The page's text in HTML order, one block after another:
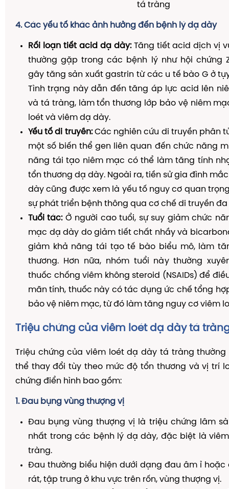
tá tràng
4. Các yếu tố khác ảnh hưởng đến bệnh lý dạ dày
Rối loạn tiết acid dạ dày:Tăng tiết acid dịch vị
thường gặp trong các bệnh lý như hội chứng
gây tăng sản xuất gastrin từ các u tế bào G ở
Tình trạng này dẫn đến tăng áp lực acid lên
và tá tràng, làm tổn thương lớp bảo vệ niêm
loét và viêm dạ dày.
Yếu tố di truyền:Các nghiên cứu di truyền phân
một số biến thể gen liên quan đến chức năng
năng tái tạo niêm mạc có thể làm tăng tính
tổn thương dạ dày. Ngoài ra, tiền sử gia đình
dày cũng được xem là yếu tố nguy cơ quan
sự phát triển bệnh thông qua cơ chế di truyền đa
Tuổi tác:Ở người cao tuổi, sự suy giảm chức
mạc dạ dày do giảm tiết chất nhầy và
giảm khả năng tái tạo tế bào biểu mô, làm
thương. Hơn nữa, nhóm tuổi này thường
thuốc chống viêm không steroid (NSAIDs) để
mãn tính, thuốc này có tác dụng ức chế tổng
bảo vệ niêm mạc, từ đó làm tăng nguy cơ viêm
Triệu chứng của viêm loét dạ dày tá
Triệu chứng của viêm loét dạ dày tá tràng
thể thay đổi tùy theo mức độ tổn thương và vị trí
chứng điển hình bao gồm:
1. Đau bụng vùng thượng vị
Đau bụng vùng thượng vị là triệu chứng lâm
nhất trong các bệnh lý dạ dày, đặc biệt là
tràng.
Đau thường biểu hiện dưới dạng đau âm ỉ hoặc
rát, tập trung ở khu vực trên rốn, vùng thượng vị.